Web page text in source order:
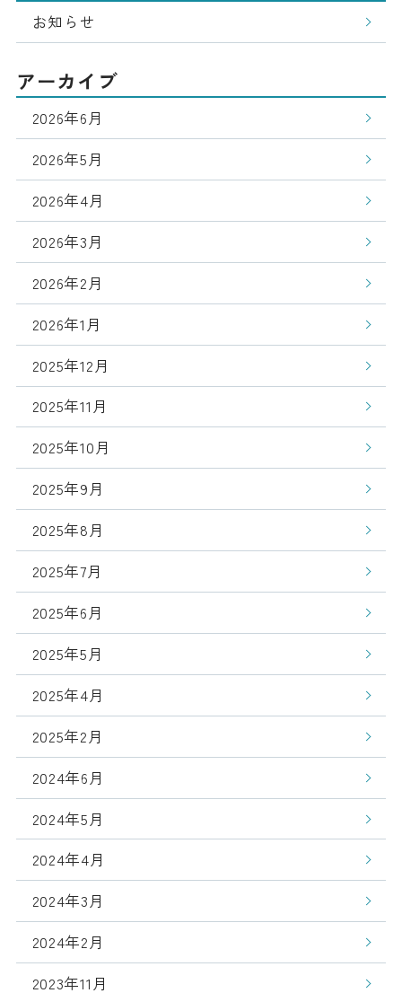
お知らせ
アーカイブ
2026年6月
2026年5月
2026年4月
2026年3月
2026年2月
2026年1月
2025年12月
2025年11月
2025年10月
2025年9月
2025年8月
2025年7月
2025年6月
2025年5月
2025年4月
2025年2月
2024年6月
2024年5月
2024年4月
2024年3月
2024年2月
2023年11月